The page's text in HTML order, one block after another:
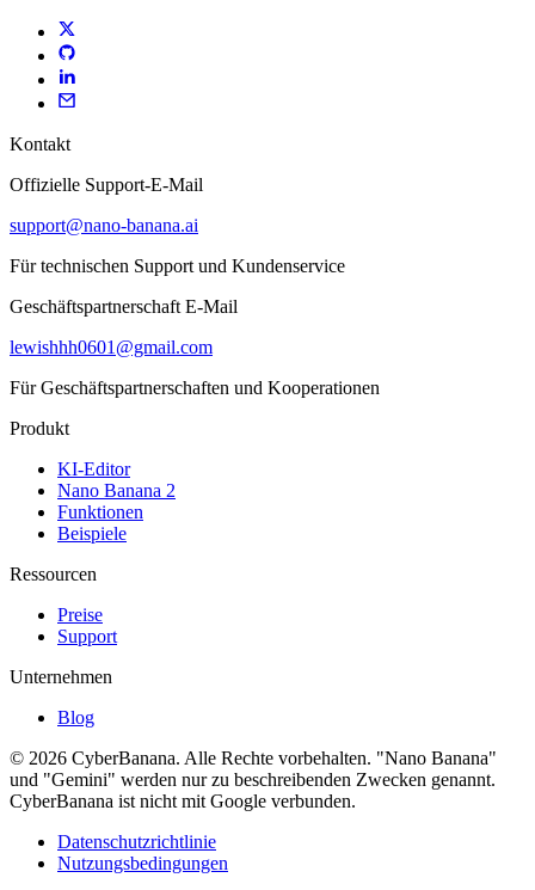
Kontakt
Offizielle Support-E-Mail
support@nano-banana.ai
Für technischen Support und Kundenservice
Geschäftspartnerschaft E-Mail
lewishhh0601@gmail.com
Für Geschäftspartnerschaften und Kooperationen
Produkt
KI-Editor
Nano Banana 2
Funktionen
Beispiele
Ressourcen
Preise
Support
Unternehmen
Blog
© 2026 CyberBanana. Alle Rechte vorbehalten. "Nano Banana"
und "Gemini" werden nur zu beschreibenden Zwecken genannt.
CyberBanana ist nicht mit Google verbunden.
Datenschutzrichtlinie
Nutzungsbedingungen